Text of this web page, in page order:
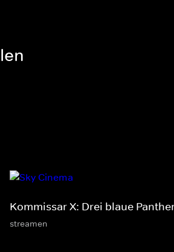
Kommissar X: Drei blaue
streamen